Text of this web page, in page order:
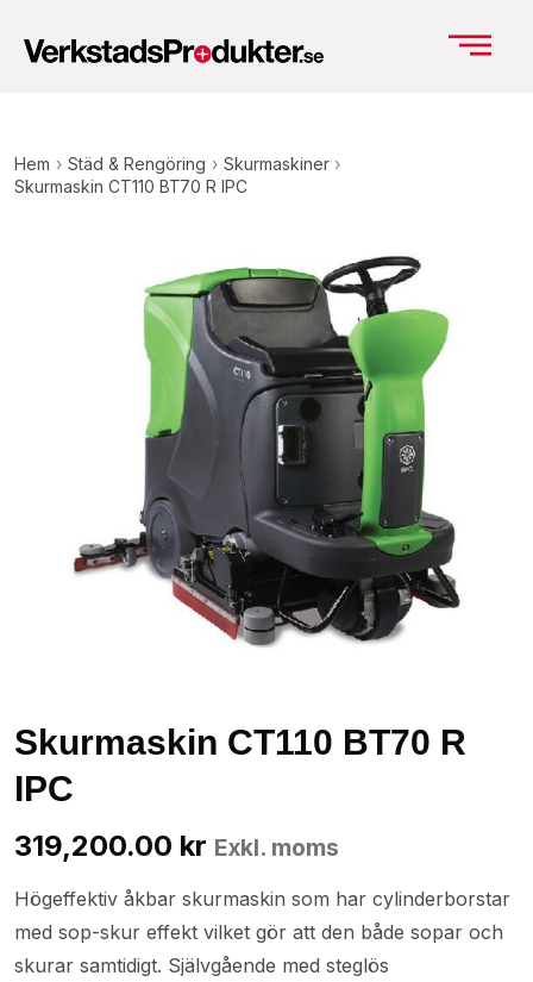
Hem › Städ & Rengöring › Skurmaskiner ›
Skurmaskin CT110 BT70 R IPC
319,200.00 kr Exkl. moms
Skurmaskin CT110 BT70 R
IPC
Högeffektiv åkbar skurmaskin som har cylinderborstar
med sop-skur effekt vilket gör att den både sopar och
skurar samtidigt. Självgående med steglös